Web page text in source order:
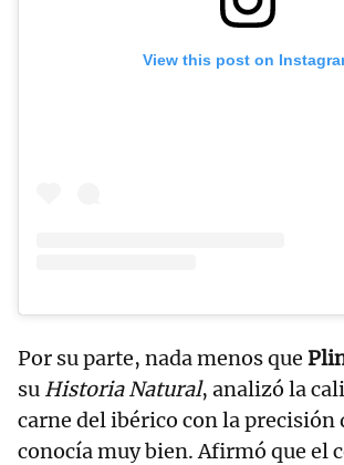
View this post on
Por su parte, nada menos que
su Historia Natural, analizó la
carne del ibérico con la precisión
conocía muy bien. Afirmó que el